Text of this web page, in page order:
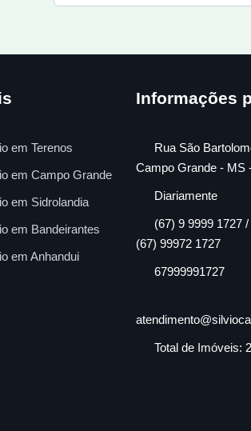
em Terenos
em Campo Grande
em Sidrolandia
em Bandeirantes
em Anhandui
Informações
Rua São
Campo Grande - MS
Diariamente
(67) 9 9999 1727
(67) 99972 1727
67999991727
Total de Imóveis: